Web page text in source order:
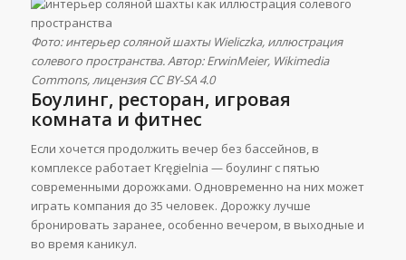
Фото: интерьер соляной шахты Wieliczka, иллюстрация
солевого пространства. Автор: ErwinMeier, Wikimedia
Commons, лицензия CC BY-SA 4.0
Боулинг, ресторан, игровая
комната и фитнес
Если хочется продолжить вечер без бассейнов, в
комплексе работает Kręgielnia — боулинг с пятью
современными дорожками. Одновременно на них может
играть компания до 35 человек. Дорожку лучше
бронировать заранее, особенно вечером, в выходные и
во время каникул.